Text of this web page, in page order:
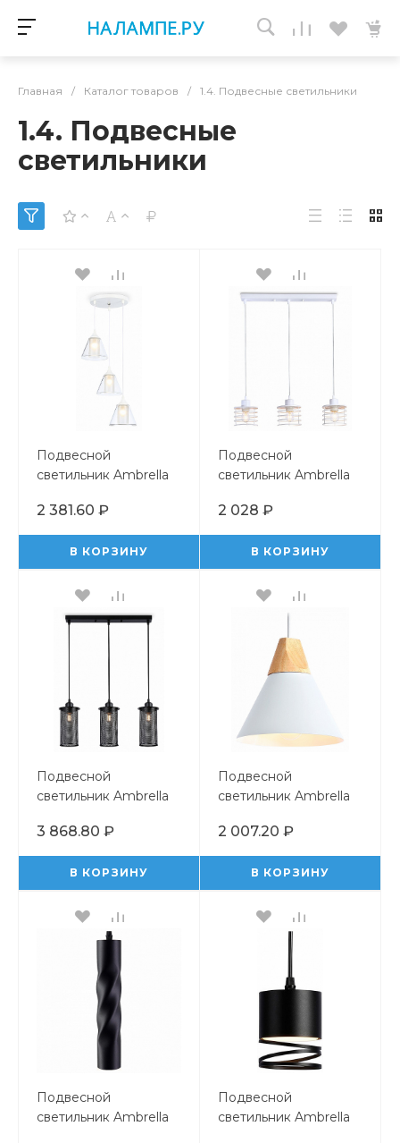
Главная / Каталог товаров / 1.4. Подвесные светильники
1.4. Подвесные
светильники
Подвесной
светильник Ambrella
2 381.60 ₽
В КОРЗИНУ
Подвесной
светильник Ambrella
2 028 ₽
В КОРЗИНУ
Подвесной
светильник Ambrella
3 868.80 ₽
В КОРЗИНУ
Подвесной
светильник Ambrella
2 007.20 ₽
В КОРЗИНУ
Подвесной
светильник Ambrella
Подвесной
светильник Ambrella